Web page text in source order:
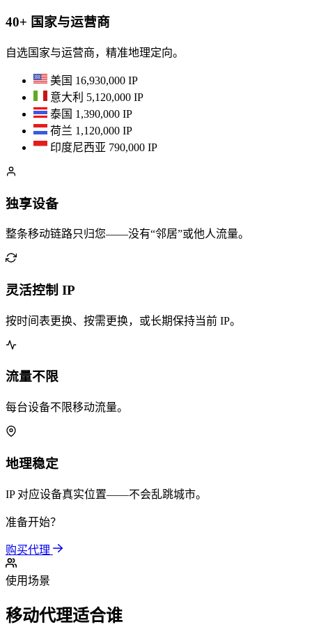
40+ 国家与运营商
自选国家与运营商，精准地理定向。
美国 16,930,000 IP
意大利 5,120,000 IP
泰国 1,390,000 IP
荷兰 1,120,000 IP
印度尼西亚 790,000 IP
独享设备
整条移动链路只归您——没有“邻居”或他人流量。
灵活控制 IP
按时间表更换、按需更换，或长期保持当前 IP。
流量不限
每台设备不限移动流量。
地理稳定
IP 对应设备真实位置——不会乱跳城市。
准备开始？
购买代理
使用场景
移动代理适合谁